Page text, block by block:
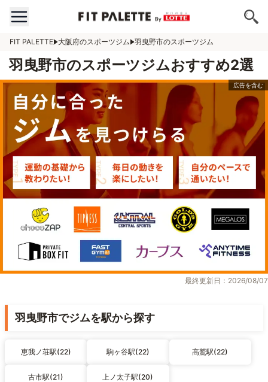
FIT PALETTE 大阪府のスポーツジム 羽曳野市のスポーツジム
羽曳野市のスポーツジムおすすめ2選
最終更新日：2026/08/07
羽曳野市でジムを駅から探す
恵我ノ荘駅(22) 駒ヶ谷駅(22) 高鷲駅(22)
古市駅(21) 上ノ太子駅(20)